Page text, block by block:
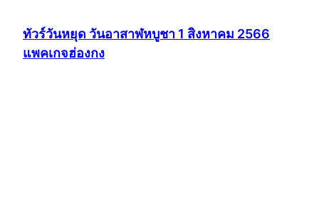
ทัวร์วันหยุด วันอาสาฬหบูชา 1 สิงหาคม 2566
แพคเกจฮ่องกง